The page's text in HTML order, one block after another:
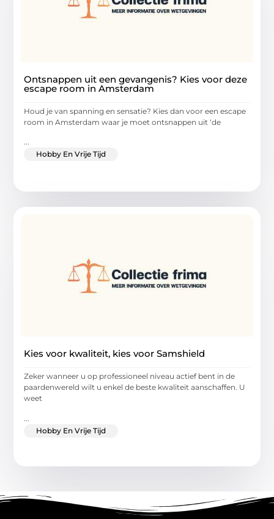
Ontsnappen uit een gevangenis? Kies voor deze
escape room in Amsterdam
Houd je van spanning en sensatie? Kies dan voor een escape
room in Amsterdam waar je moet ontsnappen uit ‘de
...
Hobby En Vrije Tijd
Kies voor kwaliteit, kies voor Samshield
Zeker wanneer u op professioneel niveau actief bent in de
paardenwereld wilt u enkel de beste kwaliteit aanschaffen. U
weet
Hobby En Vrije Tijd